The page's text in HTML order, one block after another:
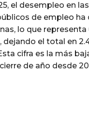
el desempleo en
de empleo ha
lo que representa
dejando el total en
cifra es la más
de año desde